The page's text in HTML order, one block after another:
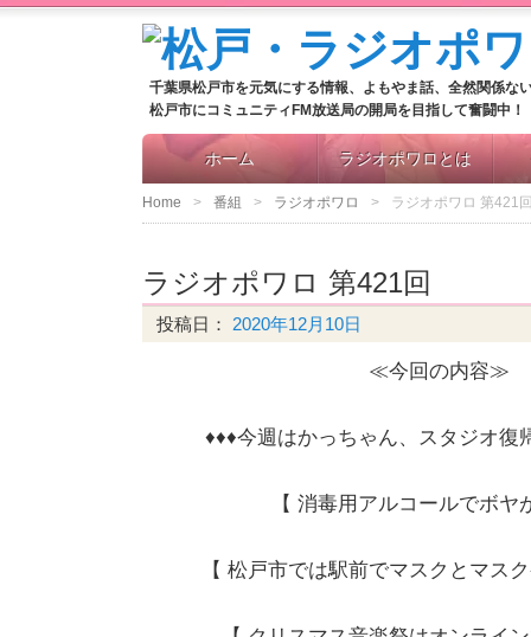
千葉県松戸市を元気にする情報、よもやま話、全然関係な
松戸市にコミュニティFM放送局の開局を目指して奮闘中！
ホーム ラジオポワロとは
Home 番組 ラジオポワロ ラジオポワロ 第421
ラジオポワロ 第421回
投稿日： 2020年12月10日
≪今回の内容≫
♦♦♦今週はかっちゃん、スタジオ復
【 消毒用アルコールでボヤ
【 松戸市では駅前でマスクとマス